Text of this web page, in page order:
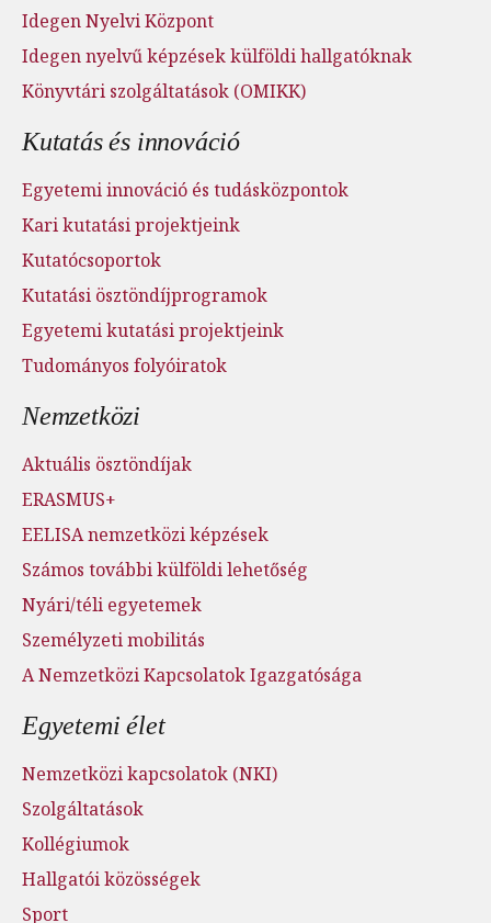
Idegen Nyelvi Központ
Idegen nyelvű képzések külföldi hallgatóknak
Könyvtári szolgáltatások (OMIKK)
Kutatás és innováció
Egyetemi innováció és tudásközpontok
Kari kutatási projektjeink
Kutatócsoportok
Kutatási ösztöndíjprogramok
Egyetemi kutatási projektjeink
Tudományos folyóiratok
Nemzetközi
Aktuális ösztöndíjak
ERASMUS+
EELISA nemzetközi képzések
Számos további külföldi lehetőség
Nyári/téli egyetemek
Személyzeti mobilitás
A Nemzetközi Kapcsolatok Igazgatósága
Egyetemi élet
Nemzetközi kapcsolatok (NKI)
Szolgáltatások
Kollégiumok
Hallgatói közösségek
Sport